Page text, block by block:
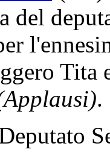
del
Tita
.